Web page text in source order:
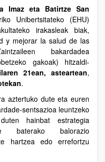
Imaz eta Batirtze San
Unibertsitateko (EHU)
irakasleak biak,
y mejorar la salud de las
bakardadea
gakoak) hitzaldi-
21ean, asteartean,
.
aztertuko dute eta euren
sentsazioa leuntzeko
hainbat estrategia
baterako balorazio
hartzea edo errefortzu